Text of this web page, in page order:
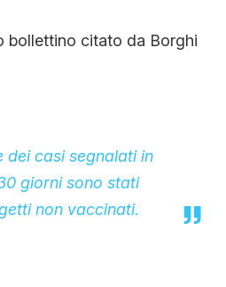
bollettino citato da Borghi
dei casi segnalati in
giorni sono stati
non vaccinati.